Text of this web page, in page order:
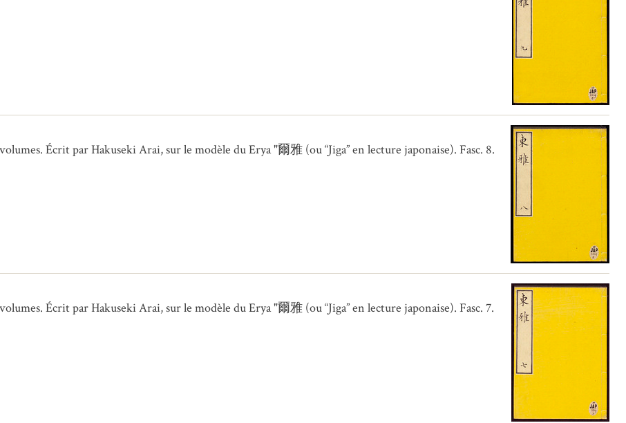
Écrit par Hakuseki Arai, sur le modèle du Erya "爾雅 (ou “Jiga” en lecture japonaise). Fasc. 8.
Écrit par Hakuseki Arai, sur le modèle du Erya "爾雅 (ou “Jiga” en lecture japonaise). Fasc. 7.